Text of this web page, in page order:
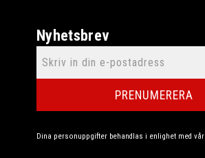
Nyhetsbrev
PRENUMERERA
Dina personuppgifter behandlas i enlighet med vår